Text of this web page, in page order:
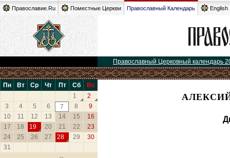
Православие.Ru Поместные Церкви Православный Календарь English
Православный Церковный календарь
Пн Вт Ср Чт Пт Сб
Вс
1
2
3
4 5 6 7 8
9
10
11 12 13 14 15
16
17
18 19 20 21 22
23
24
25 26 27 28 29
30
31